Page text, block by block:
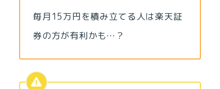
毎月15万円を積み立てる人は楽天証
券の方が有利かも…？